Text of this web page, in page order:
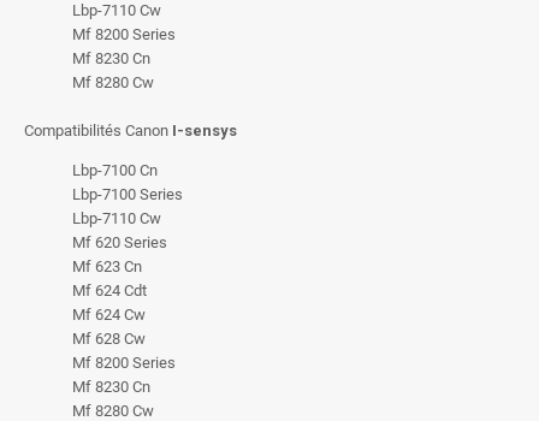
Lbp-7110 Cw
Mf 8200 Series
Mf 8230 Cn
Mf 8280 Cw
Compatibilités Canon I-sensys
Lbp-7100 Cn
Lbp-7100 Series
Lbp-7110 Cw
Mf 620 Series
Mf 623 Cn
Mf 624 Cdt
Mf 624 Cw
Mf 628 Cw
Mf 8200 Series
Mf 8230 Cn
Mf 8280 Cw